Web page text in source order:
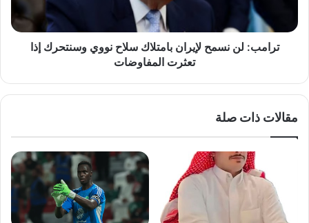
إذا
تعثرتترامب: لن نسمح لإيران بامتلاك سلاح نووي وسنتحرك إذا
تعثرت المفاوضات
مقالات ذات صلة